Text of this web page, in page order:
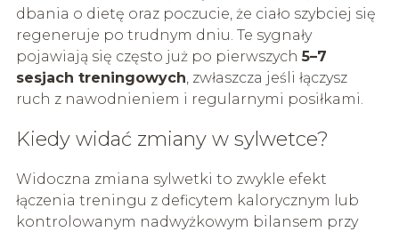
dbania o dietę oraz poczucie, że ciało szybciej się
regeneruje po trudnym dniu. Te sygnały
pojawiają się często już po pierwszych5–7
sesjach treningowych, zwłaszcza jeśli łączysz
ruch z nawodnieniem i regularnymi posiłkami.
Kiedy widać zmiany w sylwetce?
Widoczna zmiana sylwetki to zwykle efekt
łączenia treningu z deficytem kalorycznym lub
kontrolowanym nadwyżkowym bilansem przy